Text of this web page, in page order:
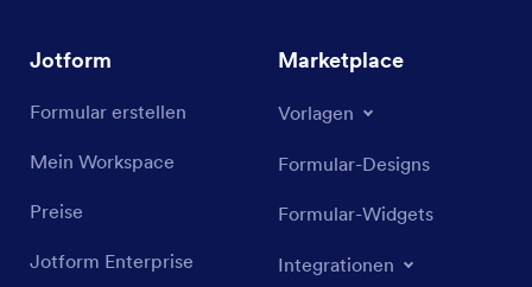
Jotform
Formular erstellen
Mein Workspace
Preise
Jotform Enterprise
Marketplace
Vorlagen
Formular-Designs
Formular-Widgets
Integrationen